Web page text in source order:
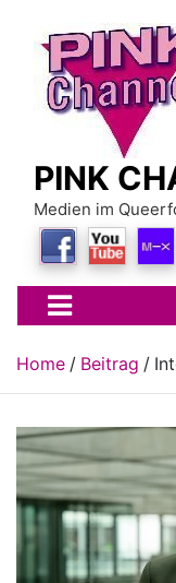
content
PINK
Medien im
Home Beitrag